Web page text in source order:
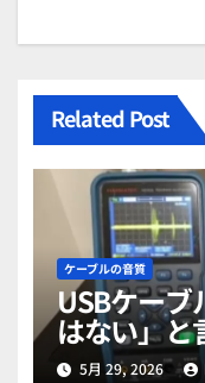
Related Post
ケーブルの音質
USBケーブ
はない」と
ない真実【
5月 29, 2026